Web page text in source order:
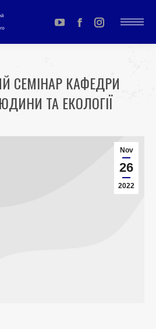
YouTube
page
in
new
Facebook
page
in
new
Instagram
page
in
new
СЕМІНАР КАФЕДРИ
ТА ЕКОЛОГІЇ
Nov
26
2022